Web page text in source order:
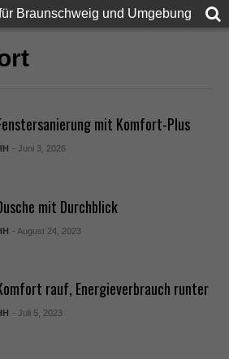
Braunschweig und Umgebung
mit Komfort-Plus
- Juni 3, 2026
mit Durchblick
- August 24, 2023
rauf, Energieverbrauch runter
- Juli 5, 2023